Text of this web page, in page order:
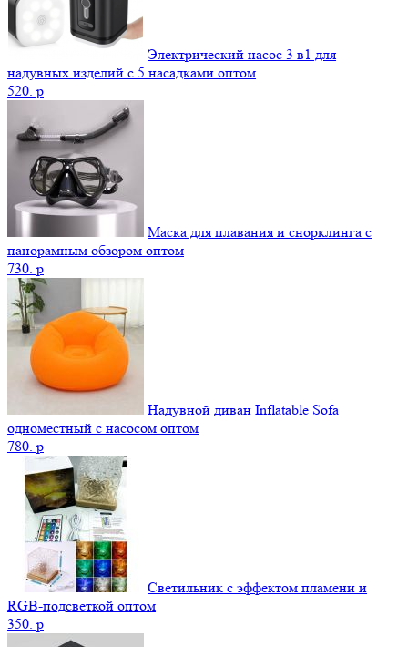
Электрический насос 3 в1 для
надувных изделий с 5 насадками оптом
520. p
Маска для плавания и снорклинга с
панорамным обзором оптом
730. p
Надувной диван Inflatable Sofa
одноместный с насосом оптом
780. p
Светильник с эффектом пламени и
RGB-подсветкой оптом
350. p